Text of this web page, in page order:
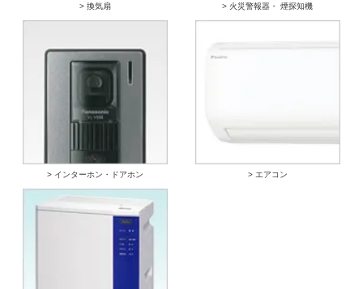
> 換気扇 > 火災警報器・ 煙探知機
> インターホン・ドアホン > エアコン